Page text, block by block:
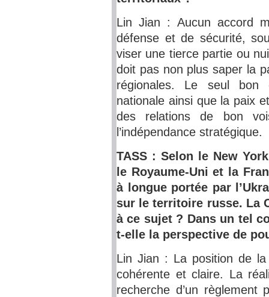
Lin Jian : Aucun accord
défense et de sécurité,
viser une tierce partie ou
doit pas non plus saper la
régionales. Le seul bon
nationale ainsi que la paix
des relations de bon
l’indépendance stratégique.
TASS : Selon le New
le Royaume-Uni et la
à longue portée par
sur le territoire russe. La
à ce sujet ? Dans un tel
t-elle la perspective de
Lin Jian : La position de
cohérente et claire. La
recherche d’un règlement